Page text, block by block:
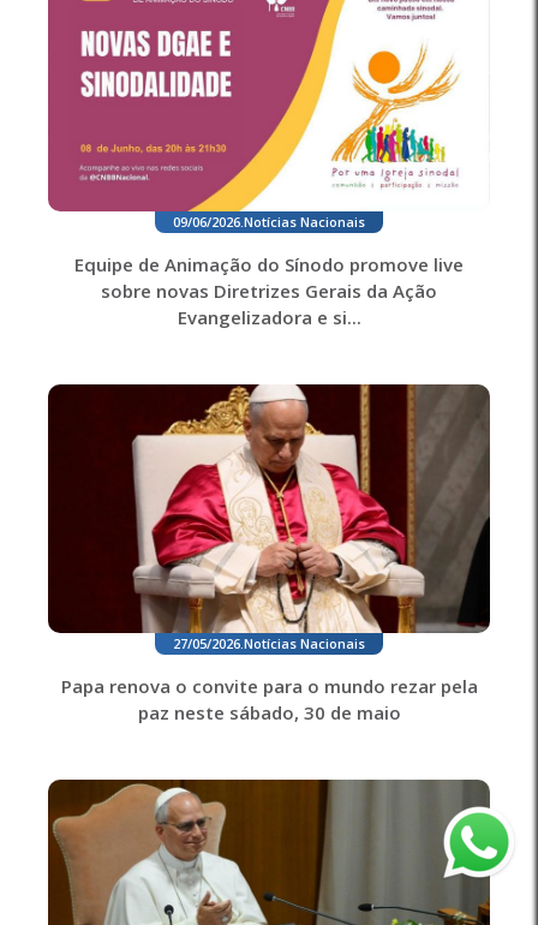
09/06/2026.Notícias Nacionais
Equipe de Animação do Sínodo promove live
sobre novas Diretrizes Gerais da Ação
Evangelizadora e si...
27/05/2026 Notícias Nacionais
Papa renova o convite para o mundo rezar pela
paz neste sábado, 30 de maio